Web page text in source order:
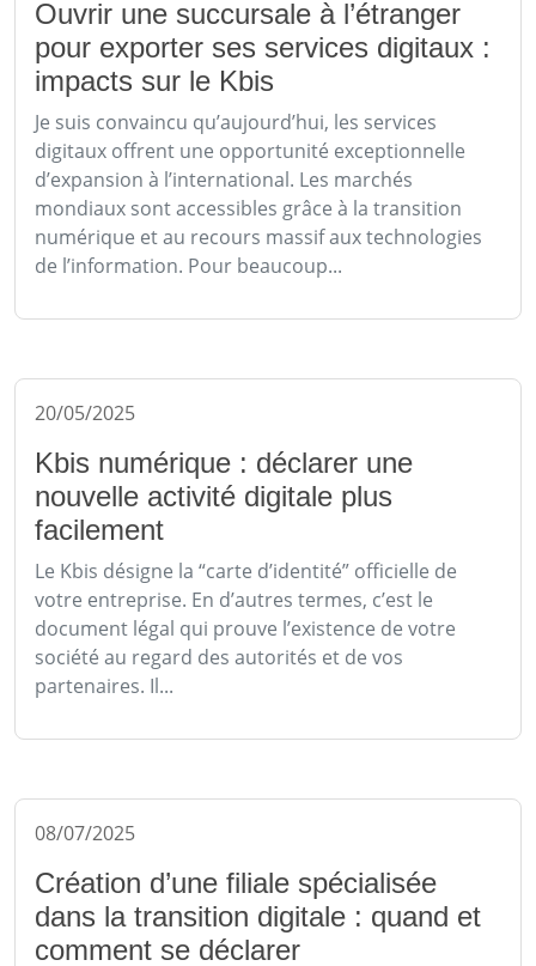
Ouvrir une succursale à l’étranger
pour exporter ses services digitaux :
impacts sur le Kbis
Je suis convaincu qu’aujourd’hui, les services
digitaux offrent une opportunité exceptionnelle
d’expansion à l’international. Les marchés
mondiaux sont accessibles grâce à la transition
numérique et au recours massif aux technologies
de l’information. Pour beaucoup...
20/05/2025
Kbis numérique : déclarer une
nouvelle activité digitale plus
facilement
Le Kbis désigne la “carte d’identité” officielle de
votre entreprise. En d’autres termes, c’est le
document légal qui prouve l’existence de votre
société au regard des autorités et de vos
partenaires. Il...
08/07/2025
Création d’une filiale spécialisée
dans la transition digitale : quand et
comment se déclarer